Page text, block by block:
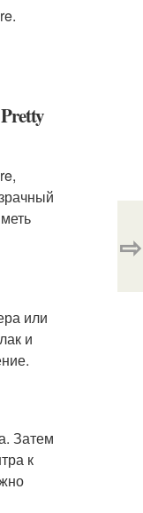
или
и
Затем
к
⇨